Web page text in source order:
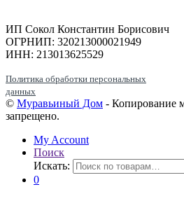
ИП Сокол Константин Борисович
ОГРНИП: 320213000021949
ИНН: 213013625529
Политика обработки персональных
данных
© Муравьиный Дом - Копирование
запрещено.
My Account
Поиск
Искать:
0